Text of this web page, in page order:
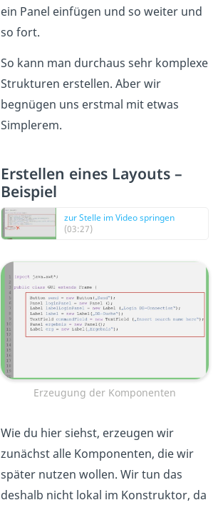
ein Panel einfügen und so weiter und
so fort.
So kann man durchaus sehr komplexe
Strukturen erstellen. Aber wir
begnügen uns erstmal mit etwas
Simplerem.
Erstellen eines Layouts –
Beispiel
zur Stelle im Video springen
(03:27)
Erzeugung der Komponenten
Wie du hier siehst, erzeugen wir
zunächst alle Komponenten, die wir
später nutzen wollen. Wir tun das
deshalb nicht lokal im Konstruktor, da